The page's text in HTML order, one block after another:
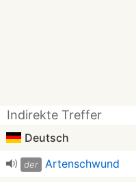
Indirekte Treffer
Deutsch
der Artenschwund